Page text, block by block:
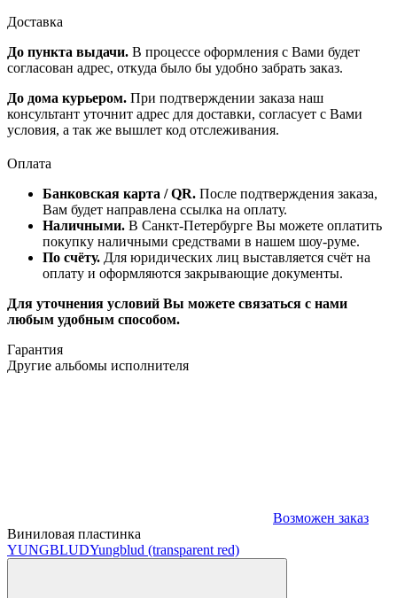
Доставка
До пункта выдачи. В процессе оформления с Вами будет
согласован адрес, откуда было бы удобно забрать заказ.
До дома курьером. При подтверждении заказа наш
консультант уточнит адрес для доставки, согласует с Вами
условия, а так же вышлет код отслеживания.
Оплата
Банковская карта / QR. После подтверждения заказа,
Вам будет направлена ссылка на оплату.
Наличными. В Санкт-Петербурге Вы можете оплатить
покупку наличными средствами в нашем шоу-руме.
По счёту. Для юридических лиц выставляется счёт на
оплату и оформляются закрывающие документы.
Для уточнения условий Вы можете связаться с нами
любым удобным способом.
Гарантия
Другие альбомы исполнителя
Возможен заказ
Виниловая пластинка
YUNGBLUDYungblud (transparent red)